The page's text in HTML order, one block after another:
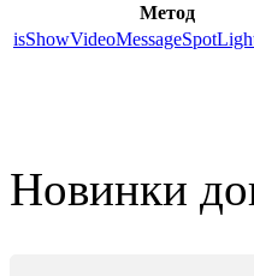
Метод
Новинки